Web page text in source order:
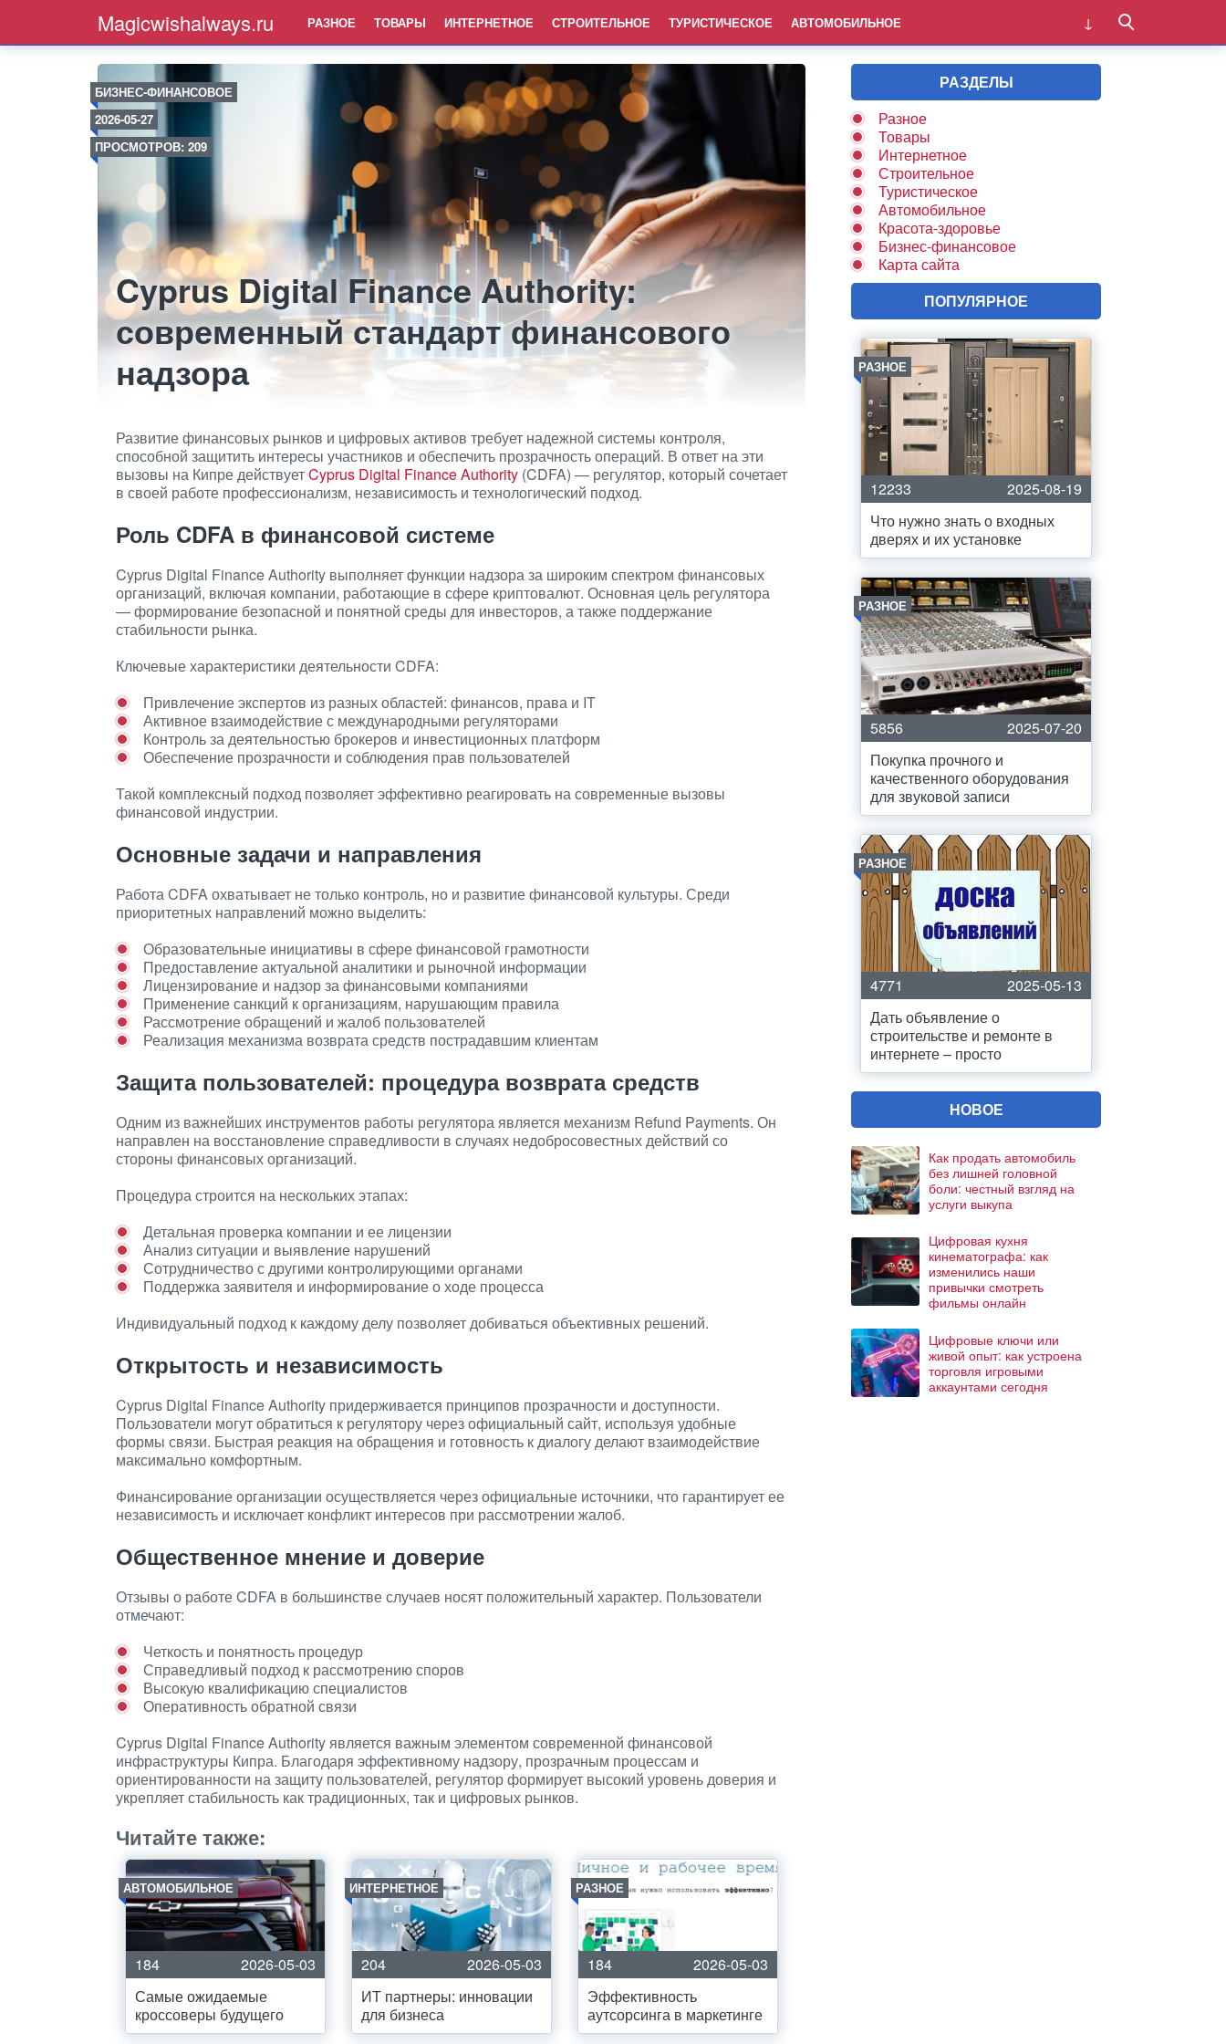
Magicwishalways.ru РАЗНОЕ ТОВАРЫ ИНТЕРНЕТНОЕ СТРОИТЕЛЬНОЕ ТУРИСТИЧЕСКОЕ АВТОМОБИЛЬНОЕ
БИЗНЕС-ФИНАНСОВОЕ
2026-05-27
ПРОСМОТРОВ: 209
Cyprus Digital Finance Authority:
современный стандарт финансового
надзора
Развитие финансовых рынков и цифровых активов требует надежной системы контроля,
способной защитить интересы участников и обеспечить прозрачность операций. В ответ на эти
вызовы на Кипре действуетCyprus Digital Finance Authority (CDFA) — регулятор, который сочетает
в своей работе профессионализм, независимость и технологический подход.
Роль CDFA в финансовой системе
Cyprus Digital Finance Authority выполняет функции надзора за широким спектром финансовых
организаций, включая компании, работающие в сфере криптовалют. Основная цель регулятора
— формирование безопасной и понятной среды для инвесторов, а также поддержание
стабильности рынка.
Ключевые характеристики деятельности CDFA:
Привлечение экспертов из разных областей: финансов, права и IT
Активное взаимодействие с международными регуляторами
Контроль за деятельностью брокеров и инвестиционных платформ
Обеспечение прозрачности и соблюдения прав пользователей
Такой комплексный подход позволяет эффективно реагировать на современные вызовы
финансовой индустрии.
Основные задачи и направления
Работа CDFA охватывает не только контроль, но и развитие финансовой культуры. Среди
приоритетных направлений можно выделить:
Образовательные инициативы в сфере финансовой грамотности
Предоставление актуальной аналитики и рыночной информации
Лицензирование и надзор за финансовыми компаниями
Применение санкций к организациям, нарушающим правила
Рассмотрение обращений и жалоб пользователей
Реализация механизма возврата средств пострадавшим клиентам
Защита пользователей: процедура возврата средств
Одним из важнейших инструментов работы регулятора является механизм Refund Payments. Он
направлен на восстановление справедливости в случаях недобросовестных действий со
стороны финансовых организаций.
Процедура строится на нескольких этапах:
Детальная проверка компании и ее лицензии
Анализ ситуации и выявление нарушений
Сотрудничество с другими контролирующими органами
Поддержка заявителя и информирование о ходе процесса
Индивидуальный подход к каждому делу позволяет добиваться объективных решений.
Открытость и независимость
Cyprus Digital Finance Authority придерживается принципов прозрачности и доступности.
Пользователи могут обратиться к регулятору через официальный сайт, используя удобные
формы связи. Быстрая реакция на обращения и готовность к диалогу делают взаимодействие
максимально комфортным.
Финансирование организации осуществляется через официальные источники, что гарантирует ее
независимость и исключает конфликт интересов при рассмотрении жалоб.
Общественное мнение и доверие
Отзывы о работе CDFA в большинстве случаев носят положительный характер. Пользователи
отмечают:
Четкость и понятность процедур
Справедливый подход к рассмотрению споров
Высокую квалификацию специалистов
Оперативность обратной связи
Cyprus Digital Finance Authority является важным элементом современной финансовой
инфраструктуры Кипра. Благодаря эффективному надзору, прозрачным процессам и
ориентированности на защиту пользователей, регулятор формирует высокий уровень доверия и
укрепляет стабильность как традиционных, так и цифровых рынков.
Читайте также:
АВТОМОБИЛЬНОЕ
184
2026-05-03
Самые ожидаемые
кроссоверы будущего
ИНТЕРНЕТНОЕ
204
2026-05-03
ИТ партнеры: инновации
для бизнеса
РАЗНОЕ
184
2026-05-03
Эффективность
аутсорсинга в маркетинге
РАЗДЕЛЫ
Разное
Товары
Интернетное
Строительное
Туристическое
Автомобильное
Красота-здоровье
Бизнес-финансовое
Карта сайта
ПОПУЛЯРНОЕ
РАЗНОЕ
12233
2025-08-19
Что нужно знать о входных
дверях и их установке
РАЗНОЕ
5856
2025-07-20
Покупка прочного и
качественного оборудования
для звуковой записи
РАЗНОЕ
4771
2025-05-13
Дать объявление о
строительстве и ремонте в
интернете – просто
НОВОЕ
Как продать автомобиль
без лишней головной
боли: честный взгляд на
услуги выкупа
Цифровая кухня
кинематографа: как
изменились наши
привычки смотреть
фильмы онлайн
Цифровые ключи или
живой опыт: как устроена
торговля игровыми
аккаунтами сегодня